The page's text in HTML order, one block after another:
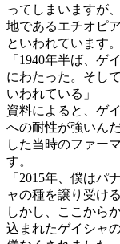
ってしまいますが
地であるエチオピ
といわれています。
「1940年半ば、ゲ
にわたった。そし
いわれている」
資料によると、ゲ
への耐性が強いん
した当時のファー
す。
「2015年、僕はパ
ャの種を譲り受け
しかし、ここから
込まれたゲイシャ